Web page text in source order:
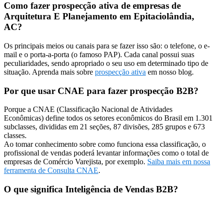
Como fazer prospecção ativa de empresas de
Arquitetura E Planejamento em Epitaciolândia,
AC?
Os principais meios ou canais para se fazer isso são: o telefone, o e-
mail e o porta-a-porta (o famoso PAP). Cada canal possui suas
peculiaridades, sendo apropriado o seu uso em determinado tipo de
situação. Aprenda mais sobre prospecção ativa em nosso blog.
Por que usar CNAE para fazer prospecção B2B?
Porque a CNAE (Classificação Nacional de Atividades
Econômicas) define todos os setores econômicos do Brasil em 1.301
subclasses, divididas em 21 seções, 87 divisões, 285 grupos e 673
classes.
Ao tomar conhecimento sobre como funciona essa classificação, o
profissional de vendas poderá levantar informações como o total de
empresas de Comércio Varejista, por exemplo. Saiba mais em nossa
ferramenta de Consulta CNAE.
O que significa Inteligência de Vendas B2B?